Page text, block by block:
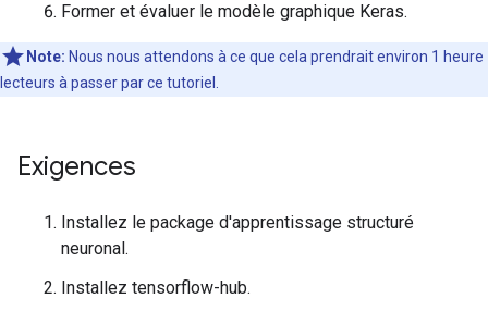
Former et évaluer le modèle graphique Keras.
Note: Nous nous attendons à ce que cela prendrait environ 1 heure
lecteurs à passer par ce tutoriel.
Exigences
Installez le package d'apprentissage structuré
neuronal.
Installez tensorflow-hub.